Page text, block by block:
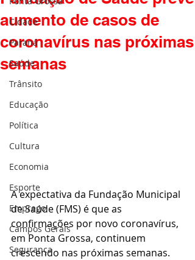
Cidade
Paraná
Saúde
Trânsito
Educação
Política
Cultura
Economia
Esporte
Emprego
Campos Gerais
Segurança
aumento de casos de
coronavírus nas próximas
semanas
A expectativa da Fundação Municipal
de Saúde (FMS) é que as
confirmações por novo coronavírus,
em Ponta Grossa, continuem
crescendo nas próximas semanas.